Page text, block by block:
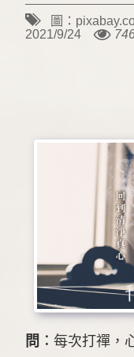
圖：
2021/9/24
問︰ 每次打禪，